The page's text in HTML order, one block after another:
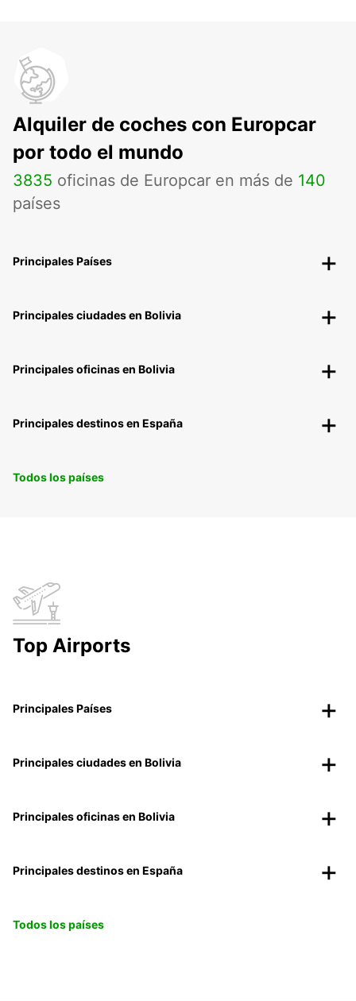
Alquiler de coches con Europcar
por todo el mundo
3835 oficinas de Europcar en más de 140
países
Principales Países
Principales ciudades en Bolivia
Principales oficinas en Bolivia
Principales destinos en España
Todos los países
Top Airports
Principales Países
Principales ciudades en Bolivia
Principales oficinas en Bolivia
Principales destinos en España
Todos los países